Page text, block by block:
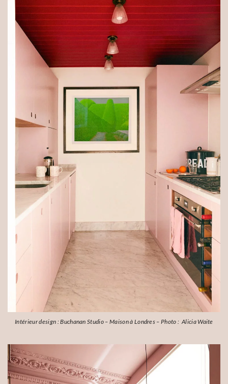
Intérieur design : Buchanan Studio – Maison à Londres – Photo : Alicia Waite